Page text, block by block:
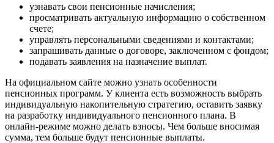
узнавать свои пенсионные начисления;
просматривать актуальную информацию о собственном
счете;
управлять персональными сведениями и контактами;
запрашивать данные о договоре, заключенном с фондом;
подавать заявления на назначение выплат.
На официальном сайте можно узнать особенности
пенсионных программ. У клиента есть возможность выбрать
индивидуальную накопительную стратегию, оставить заявку
на разработку индивидуального пенсионного плана. В
онлайн-режиме можно делать взносы. Чем больше вносимая
сумма, тем больше будут пенсионные выплаты.